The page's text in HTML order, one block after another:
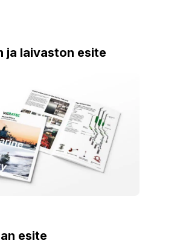
ja laivaston esite
esite